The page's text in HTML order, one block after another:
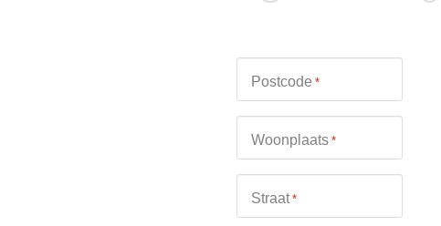
Postcode *
Woonplaats *
Straat *